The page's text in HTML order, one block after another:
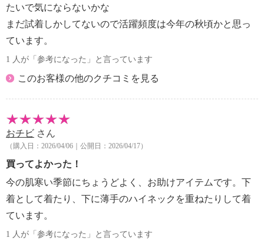
※伸縮性があるため、普段Ｌサイズを着用する方は通
常はＳ〜Ｌを選択
バストサイズが大きめの方、身長の高い方、ゆったり
着用したい方はＬ〜３Ｌをお選びください
※ピスタチオはイエローに近い色味
たいで気にならないかな
まだ試着しかしてないので活躍頻度は今年の秋頃かと思っ
ています。
1 人が「参考になった」と言っています
このお客様の他のクチコミを見る
おチビ さん
（購入日：2026/04/06｜公開日：2026/04/17）
買ってよかった！
今の肌寒い季節にちょうどよく、お助けアイテムです。下
着として着たり、下に薄手のハイネックを重ねたりして着
ています。
1 人が「参考になった」と言っています